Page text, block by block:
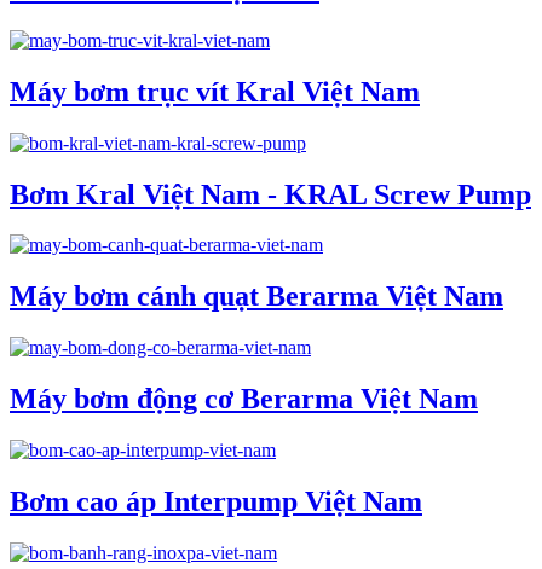
Máy bơm trục vít Kral Việt Nam
Bơm Kral Việt Nam - KRAL Screw Pump
Máy bơm cánh quạt Berarma Việt Nam
Máy bơm động cơ Berarma Việt Nam
Bơm cao áp Interpump Việt Nam